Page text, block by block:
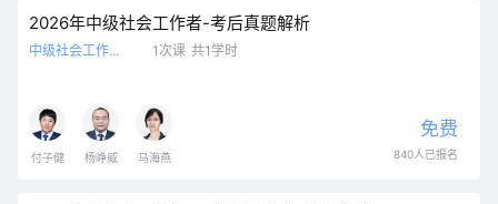
2026年中级社会工作者-考后真题解析
中级社会工作... 1次课 共1学时
付子健 杨峥威 马海燕
免费
840人已报名